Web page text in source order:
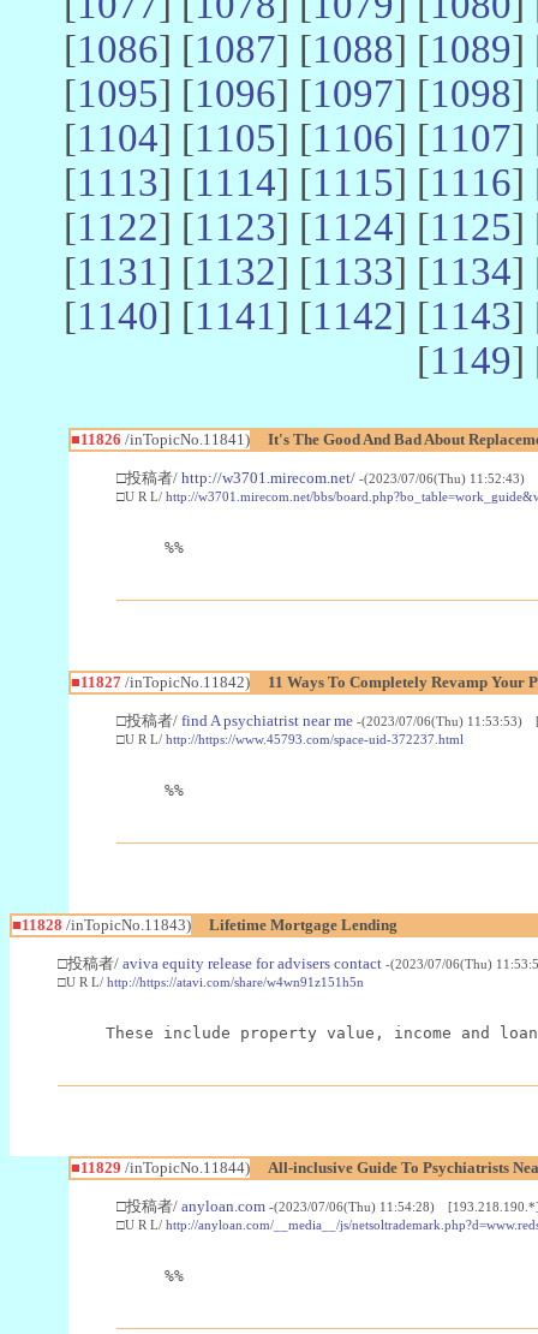
[1086] [1087] [1088] [1089]
[1095] [1096] [1097] [1098]
[1104] [1105] [1106] [1107]
[1113] [1114] [1115] [1116]
[1122] [1123] [1124] [1125]
[1131] [1132] [1133] [1134]
[1140] [1141] [1142] [1143]
[1149]
■11826 /inTopicNo.11841) It's The Good And Bad About
□投稿者/ http://w3701.mirecom.net/ -(2023/07/06(Thu) 11:52:43)
□U R L/ http://w3701.mirecom.net/bbs/
%%
■11827/inTopicNo.11842) 11 Ways To Completely Revamp Your
□投稿者/ find A psychiatrist near me -(2023/07/06(Thu) 11:53:53)
□U R L/ http://https://www.45793.com/space-uid-372237.html
%%
■11828 /inTopicNo.11843) Lifetime Mortgage Lending
□投稿者/ aviva equity release for advisers contact -(2023/07/06(Thu)
□U R L/ http://https://atavi.com/share/w4wn91z151h5n
These include property value, income and
■11829 /inTopicNo.11844) All-inclusive Guide To Psychiatrists
□投稿者/ anyloan.com -(2023/07/06(Thu) 11:54:28)
□U R L/ http://anyloan.com/__media__/js/
%%